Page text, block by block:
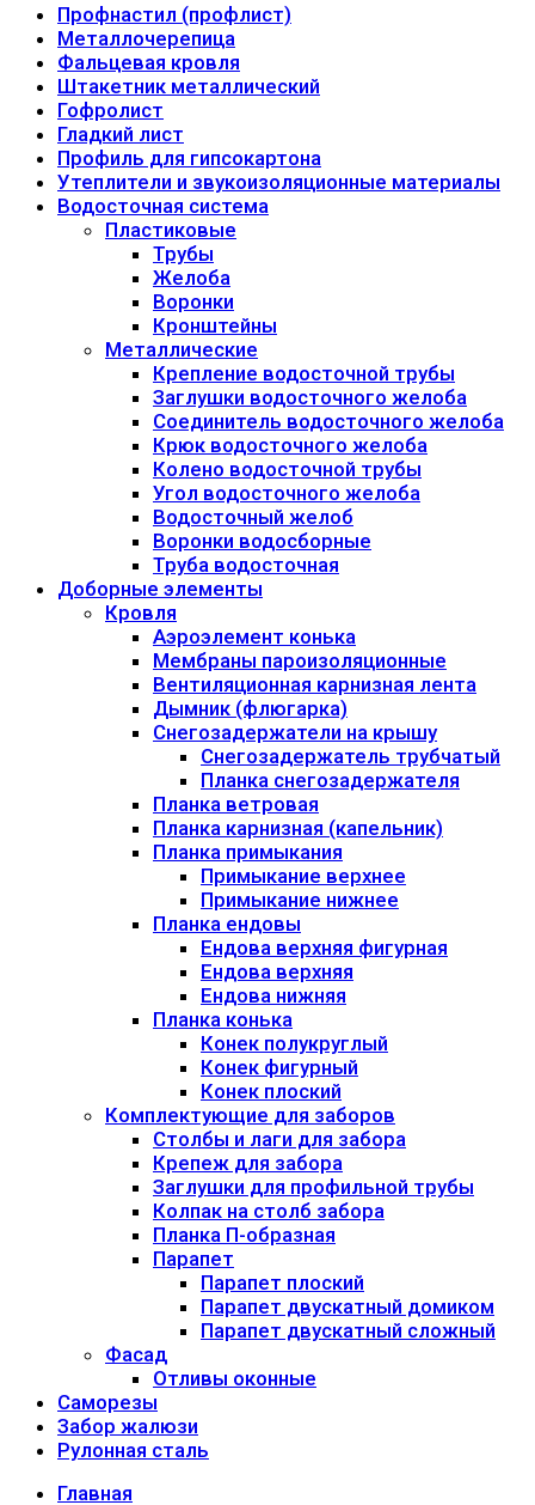
Профнастил (профлист)
Металлочерепица
Фальцевая кровля
Штакетник металлический
Гофролист
Гладкий лист
Профиль для гипсокартона
Утеплители и звукоизоляционные материалы
Водосточная система
Пластиковые
Трубы
Желоба
Воронки
Кронштейны
Металлические
Крепление водосточной трубы
Заглушки водосточного желоба
Соединитель водосточного желоба
Крюк водосточного желоба
Колено водосточной трубы
Угол водосточного желоба
Водосточный желоб
Воронки водосборные
Труба водосточная
Доборные элементы
Кровля
Аэроэлемент конька
Мембраны пароизоляционные
Вентиляционная карнизная лента
Дымник (флюгарка)
Снегозадержатели на крышу
Снегозадержатель трубчатый
Планка снегозадержателя
Планка ветровая
Планка карнизная (капельник)
Планка примыкания
Примыкание верхнее
Примыкание нижнее
Планка ендовы
Ендова верхняя фигурная
Ендова верхняя
Ендова нижняя
Планка конька
Конек полукруглый
Конек фигурный
Конек плоский
Комплектующие для заборов
Столбы и лаги для забора
Крепеж для забора
Заглушки для профильной трубы
Колпак на столб забора
Планка П-образная
Парапет
Парапет плоский
Парапет двускатный домиком
Парапет двускатный сложный
Фасад
Отливы оконные
Саморезы
Забор жалюзи
Рулонная сталь
Главная